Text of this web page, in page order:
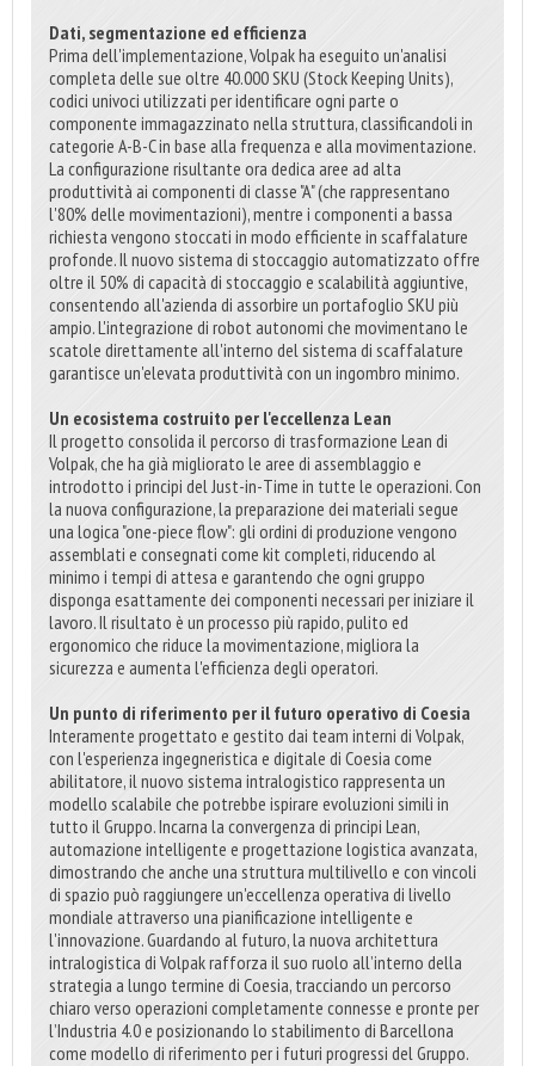
Dati, segmentazione ed efficienza
Prima dell'implementazione, Volpak ha eseguito un'analisi
completa delle sue oltre 40.000 SKU (Stock Keeping Units),
codici univoci utilizzati per identificare ogni parte o
componente immagazzinato nella struttura, classificandoli in
categorie A-B-C in base alla frequenza e alla movimentazione.
La configurazione risultante ora dedica aree ad alta
produttività ai componenti di classe "A" (che rappresentano
l'80% delle movimentazioni), mentre i componenti a bassa
richiesta vengono stoccati in modo efficiente in scaffalature
profonde. Il nuovo sistema di stoccaggio automatizzato offre
oltre il 50% di capacità di stoccaggio e scalabilità aggiuntive,
consentendo all'azienda di assorbire un portafoglio SKU più
ampio. L'integrazione di robot autonomi che movimentano le
scatole direttamente all'interno del sistema di scaffalature
garantisce un'elevata produttività con un ingombro minimo.
Un ecosistema costruito per l'eccellenza Lean
Il progetto consolida il percorso di trasformazione Lean di
Volpak, che ha già migliorato le aree di assemblaggio e
introdotto i principi del Just-in-Time in tutte le operazioni. Con
la nuova configurazione, la preparazione dei materiali segue
una logica "one-piece flow": gli ordini di produzione vengono
assemblati e consegnati come kit completi, riducendo al
minimo i tempi di attesa e garantendo che ogni gruppo
disponga esattamente dei componenti necessari per iniziare il
lavoro. Il risultato è un processo più rapido, pulito ed
ergonomico che riduce la movimentazione, migliora la
sicurezza e aumenta l'efficienza degli operatori.
Un punto di riferimento per il futuro operativo di Coesia
Interamente progettato e gestito dai team interni di Volpak,
con l'esperienza ingegneristica e digitale di Coesia come
abilitatore, il nuovo sistema intralogistico rappresenta un
modello scalabile che potrebbe ispirare evoluzioni simili in
tutto il Gruppo. Incarna la convergenza di principi Lean,
automazione intelligente e progettazione logistica avanzata,
dimostrando che anche una struttura multilivello e con vincoli
di spazio può raggiungere un'eccellenza operativa di livello
mondiale attraverso una pianificazione intelligente e
l'innovazione. Guardando al futuro, la nuova architettura
intralogistica di Volpak rafforza il suo ruolo all’interno della
strategia a lungo termine di Coesia, tracciando un percorso
chiaro verso operazioni completamente connesse e pronte per
l’Industria 4.0 e posizionando lo stabilimento di Barcellona
come modello di riferimento per i futuri progressi del Gruppo.